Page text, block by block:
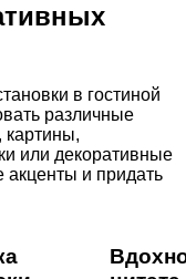
в гостиной
различные
или декоративные
акценты и придать